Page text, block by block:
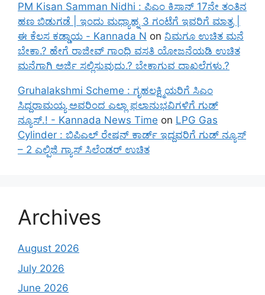
PM Kisan Samman Nidhi : ಪಿಎಂ ಕಿಸಾನ್ 17ನೇ ತಂತಿನ
ಹಣ ಬಿಡುಗಡೆ | ಇಂದು ಮಧ್ಯಾಹ್ನ 3 ಗಂಟೆಗೆ ಇವರಿಗೆ ಮಾತ್ರ |
ಈ ಕೆಲಸ ಕಡ್ಡಾಯ - Kannada N on ನಿಮಗೂ ಉಚಿತ ಮನೆ
ಬೇಕಾ.? ಹೇಗೆ ರಾಜೀವ್ ಗಾಂಧಿ ವಸತಿ ಯೋಜನೆಯಡಿ ಉಚಿತ
ಮನೆಗಾಗಿ ಅರ್ಜಿ ಸಲ್ಲಿಸುವುದು.? ಬೇಕಾಗುವ ದಾಖಲೆಗಳು.?
Gruhalakshmi Scheme : ಗೃಹಲಕ್ಷ್ಮಿಯರಿಗೆ ಸಿಎಂ
ಸಿದ್ದರಾಮಯ್ಯ ಅವರಿಂದ ಎಲ್ಲಾ ಫಲಾನುಭವಿಗಳಿಗೆ ಗುಡ್
ನ್ಯೂಸ್.! - Kannada News Time on LPG Gas
Cylinder : ಬಿಪಿಎಲ್ ರೇಷನ್ ಕಾರ್ಡ್ ಇದ್ದವರಿಗೆ ಗುಡ್ ನ್ಯೂಸ್
– 2 ಎಲ್ಪಿಜಿ ಗ್ಯಾಸ್ ಸಿಲೆಂಡರ್ ಉಚಿತ
Archives
August 2026
July 2026
June 2026